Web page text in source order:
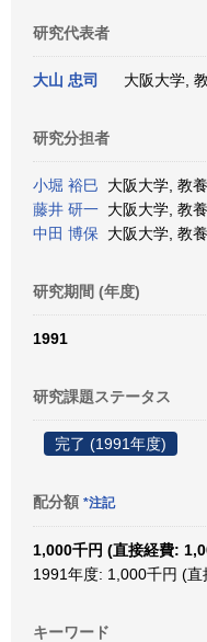
研究代表者
大山 忠司 大阪大学,
研究分担者
小堀 裕巳 大阪大学, 教
藤井 研一 大阪大学, 教
中田 博保 大阪大学, 教
研究期間 (年度)
1991
研究課題ステータス
完了 (1991年度)
配分額 *注記
1,000千円 (直接経費:
1991年度: 1,000千円 (
キーワード